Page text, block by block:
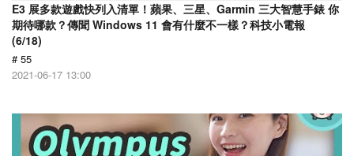
E3 展多款遊戲快列入清單！蘋果、三星、Garmin 三大智慧手錶 你
期待哪款？傳聞 Windows 11 會有什麼不一樣？科技小電報
(6/18)
# 55
2021-06-17 13:00